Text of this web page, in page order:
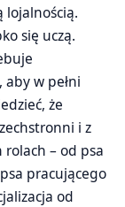
lojalnością.
się uczą.
w pełni
że
i z
– od psa
pracującego
od